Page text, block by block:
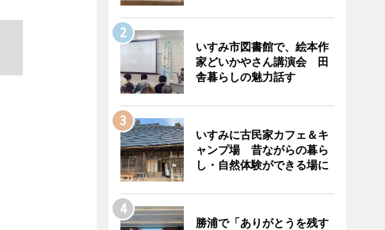
いすみ市図書館で、絵本作
家どいかやさん講演会 田
舎暮らしの魅力話す
いすみに古民家カフェ＆キ
ャンプ場 昔ながらの暮ら
し・自然体験ができる場に
勝浦で「ありがとうを残す